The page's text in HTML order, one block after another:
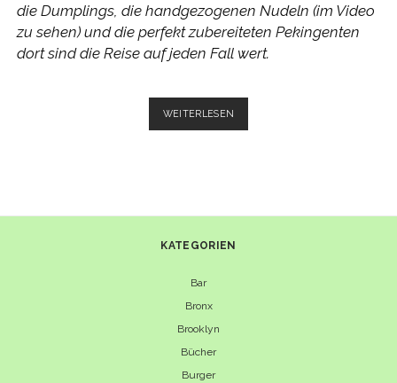
die Dumplings, die handgezogenen Nudeln (im Video
zu sehen) und die perfekt zubereiteten Pekingenten
dort sind die Reise auf jeden Fall wert.
WEITERLESEN
NUDELN
KATEGORIEN
Bar
Bronx
Brooklyn
Bücher
Burger